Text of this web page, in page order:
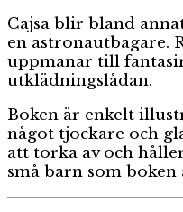
Cajsa blir bland
en astronautbagare.
uppmanar till
utklädningslådan.
Boken är enkelt
något tjockare och
att torka av och
små barn som